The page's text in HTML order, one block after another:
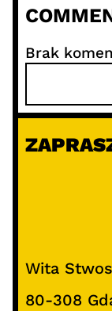
Brak
u
a
Wita
80-308